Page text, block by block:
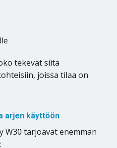
tekevät siitä
joissa tilaa on
arjen käyttöön
W30 tarjoavat enemmän